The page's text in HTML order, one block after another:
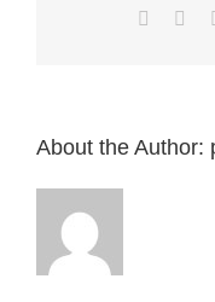
About the Author: